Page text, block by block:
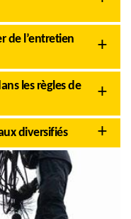
de l’entretien
les règles de
diversifiés